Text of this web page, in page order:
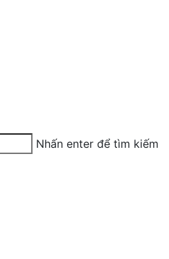
Nhấn enter để tìm kiếm